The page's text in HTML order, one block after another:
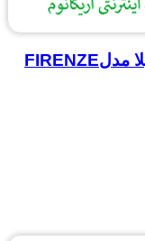
اسپری خوشبو کننده بدن مردانه ویتابلا مدلFIRENZE